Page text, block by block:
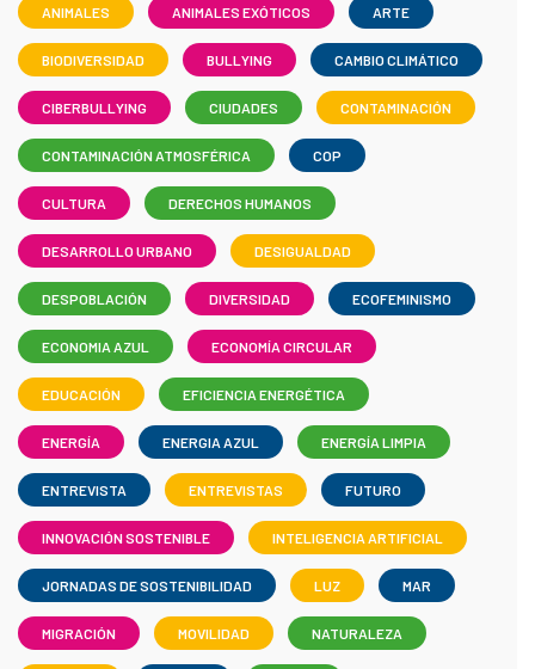
ANIMALES ANIMALES EXÓTICOS ARTE
BIODIVERSIDAD BULLYING CAMBIO CLIMÁTICO
CIBERBULLYING CIUDADES CONTAMINACIÓN
CONTAMINACIÓN ATMOSFÉRICA COP
CULTURA DERECHOS HUMANOS
DESARROLLO URBANO DESIGUALDAD
DESPOBLACIÓN DIVERSIDAD ECOFEMINISMO
ECONOMIA AZUL ECONOMÍA CIRCULAR
EDUCACIÓN EFICIENCIA ENERGÉTICA
ENERGÍA ENERGIA AZUL ENERGÍA LIMPIA
ENTREVISTA ENTREVISTAS FUTURO
INNOVACIÓN SOSTENIBLE INTELIGENCIA ARTIFICIAL
JORNADAS DE SOSTENIBILIDAD LUZ MAR
MIGRACIÓN MOVILIDAD NATURALEZA